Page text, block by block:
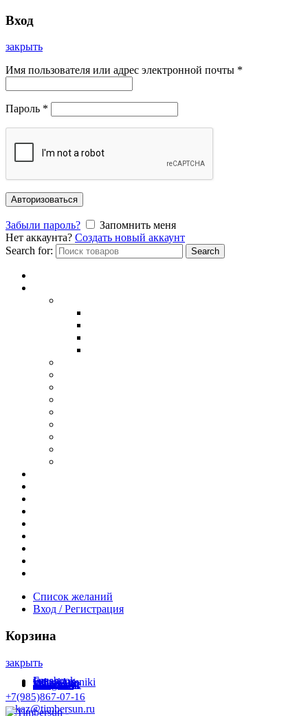
Вход
закрыть
Имя пользователя или адрес электронной почты *
Пароль *
Авторизоваться
Забыли пароль?
Запомнить меня
Нет аккаунта? Создать новый аккаунт
Search for:
Search
Список желаний
Вход / Регистрация
Корзина
закрыть
Facebook
Instagram
Odnoklassniki
WhatsApp
WhatsApp
VKontakte
Telegram
+7(985)867-07-16
zakaz@timbersun.ru